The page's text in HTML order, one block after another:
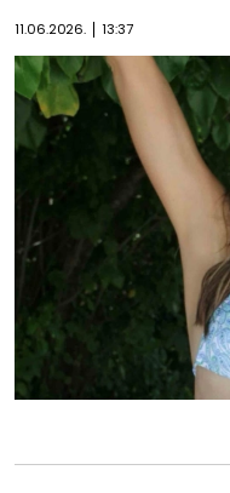
11.06.2026. 13:37